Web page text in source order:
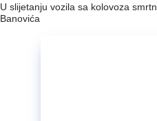
U slijetanju vozila sa kolovoza
Banovića